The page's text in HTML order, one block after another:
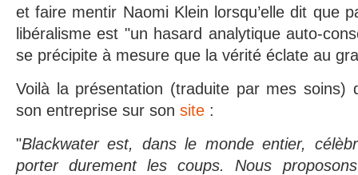
et faire mentir Naomi Klein lorsqu’elle dit que
libéralisme est "un hasard analytique auto-
se précipite à mesure que la vérité éclate au
Voilà la présentation (traduite par mes soins)
son entreprise sur son site :
"Blackwater est, dans le monde entier,
porter durement les coups. Nous